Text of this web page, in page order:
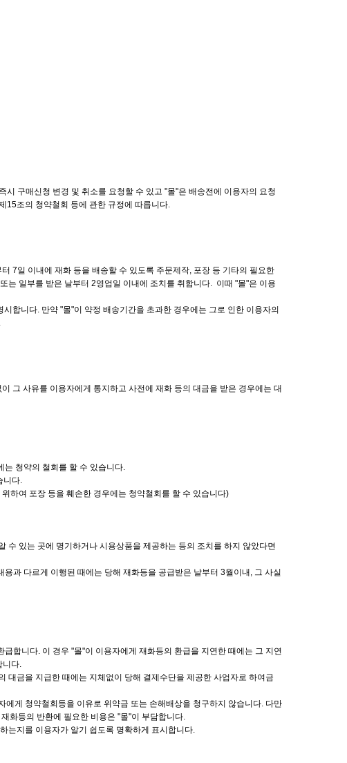
구매신청 변경 및 취소를 요청할 수 있고 "몰"은 배송전에 이용자의 요청
15조의 청약철회 등에 관한 규정에 따릅니다.
7일 이내에 재화 등을 배송할 수 있도록 주문제작, 포장 등 기타의 필요한
는 일부를 받은 날부터 2영업일 이내에 조치를 취합니다. 이때 "몰"은 이용
합니다. 만약 "몰"이 약정 배송기간을 초과한 경우에는 그로 인한 이용자의
그 사유를 이용자에게 통지하고 사전에 재화 등의 대금을 받은 경우에는 대
청약의 철회를 할 수 있습니다.
니다.
하여 포장 등을 훼손한 경우에는 청약철회를 할 수 있습니다)
있는 곳에 명기하거나 시용상품을 제공하는 등의 조치를 하지 않았다면
과 다르게 이행된 때에는 당해 재화등을 공급받은 날부터 3월이내, 그 사실
합니다. 이 경우 "몰"이 이용자에게 재화등의 환급을 지연한 때에는 그 지연
니다.
금을 지급한 때에는 지체없이 당해 결제수단을 제공한 사업자로 하여금
게 청약철회등을 이유로 위약금 또는 손해배상을 청구하지 않습니다. 다만
화등의 반환에 필요한 비용은 "몰"이 부담합니다.
는지를 이용자가 알기 쉽도록 명확하게 표시합니다.